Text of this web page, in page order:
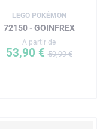
LEGO POKÉMON
72150 - GOINFREX
A partir de
53,90 €59,99 €